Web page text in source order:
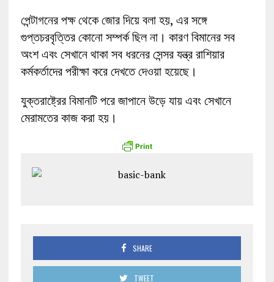
পেন্টাগনের পক্ষ থেকে জোর দিয়ে বলা হয়, এর সঙ্গে
গুপ্তচরবৃত্তির কোনো সম্পর্ক ছিল না। কারণ বিমানের সব
অংশ এবং সেখানে থাকা সব ধরনের সেন্সর যন্ত্র রাশিয়ার
কর্মকর্তাদের পরীক্ষা করে দেখতে দেওয়া হয়েছে।
যুক্তরাষ্ট্রের বিমানটি পরে জাপানে উড়ে যায় এবং সেখানে
মেরামতের কাজ করা হয়।
SHARE
TWEET